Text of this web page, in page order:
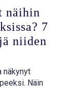
näihin
7
niiden
näkynyt
Näin